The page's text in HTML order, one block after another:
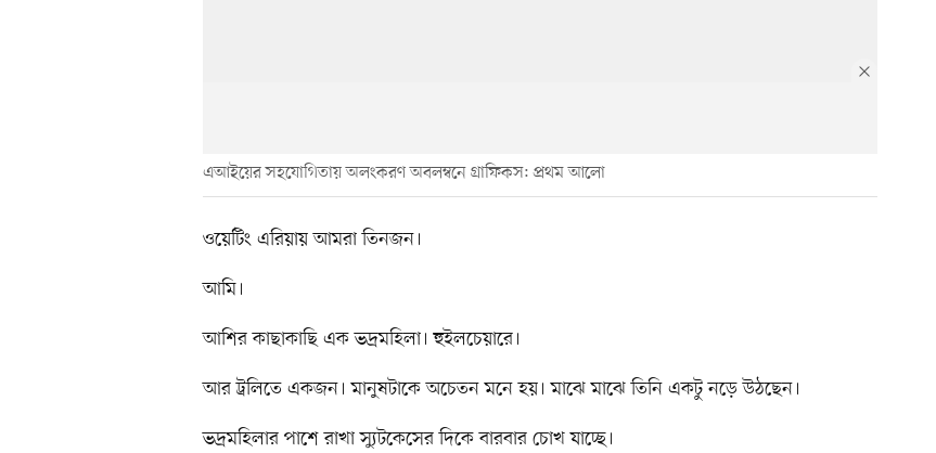
এআইয়ের সহযোগিতায় অলংকরণ অবলম্বনে গ্রাফিকস: প্রথম আলো
ওয়েটিং এরিয়ায় আমরা তিনজন।
আমি।
আশির কাছাকাছি এক ভদ্রমহিলা। হুইলচেয়ারে।
আর ট্রলিতে একজন। মানুষটাকে অচেতন মনে হয়। মাঝে মাঝে তিনি একটু নড়ে উঠছেন।
ভদ্রমহিলার পাশে রাখা স্যুটকেসের দিকে বারবার চোখ যাচ্ছে।